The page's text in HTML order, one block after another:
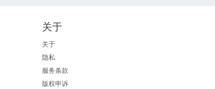
关于
关于
隐私
服务条款
版权申诉